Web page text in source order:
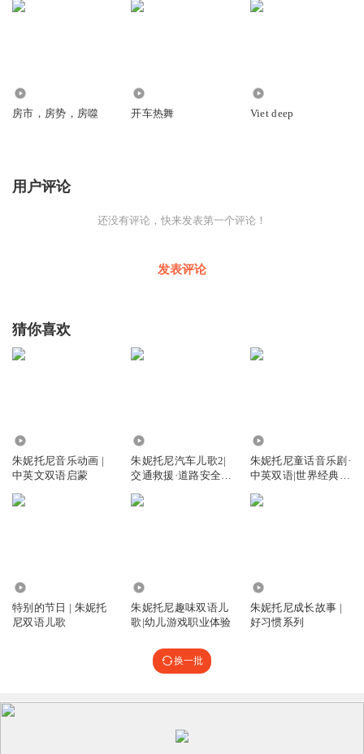
房市，房势，房噬 开车热舞 Viet deep
用户评论
还没有评论，快来发表第一个评论！
发表评论
猜你喜欢
朱妮托尼音乐动画 |
中英文双语启蒙
朱妮托尼汽车儿歌2|
交通救援·道路安全|
朱妮托尼童话音乐剧·
中英双语|世界经典童
特别的节日 | 朱妮托
尼双语儿歌
朱妮托尼趣味双语儿
歌|幼儿游戏职业体验
朱妮托尼成长故事 |
好习惯系列
换一批